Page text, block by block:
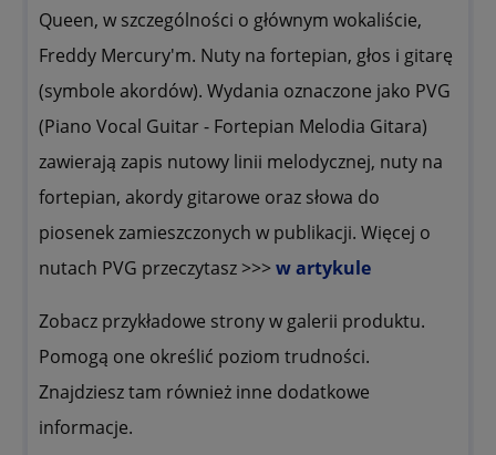
Queen, w szczególności o głównym wokaliście,
Freddy Mercury'm. Nuty na fortepian, głos i gitarę
(symbole akordów). Wydania oznaczone jako PVG
(Piano Vocal Guitar - Fortepian Melodia Gitara)
zawierają zapis nutowy linii melodycznej, nuty na
fortepian, akordy gitarowe oraz słowa do
piosenek zamieszczonych w publikacji. Więcej o
nutach PVG przeczytasz >>>w artykule
Zobacz przykładowe strony w galerii produktu.
Pomogą one określić poziom trudności.
Znajdziesz tam również inne dodatkowe
informacje.